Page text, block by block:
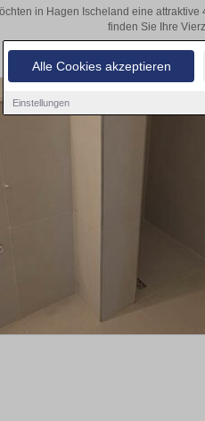
Alle Cookies akzeptieren
Einstellungen
in Hagen Ischeland eine
finden Sie Ihre